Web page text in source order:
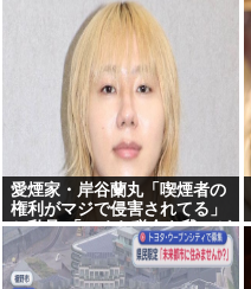
愛煙家・岸谷蘭丸「喫煙者の
権利がマジで侵害されてる」
と私見 「いくら税金を我々が
払ってるんだと」